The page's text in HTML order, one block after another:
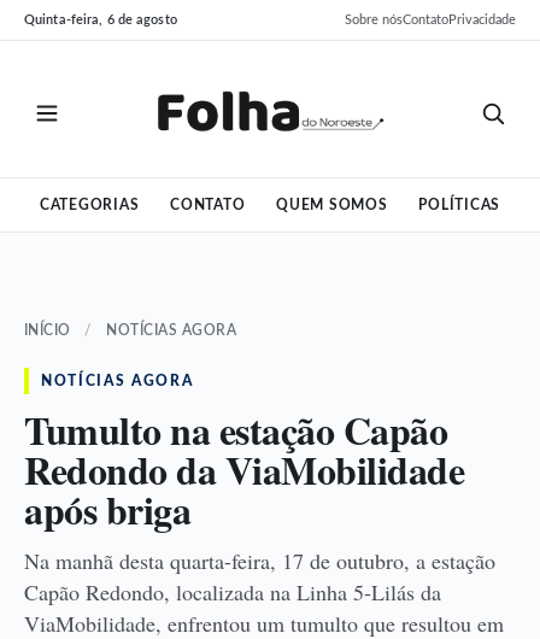
Pular
para
Pular
para
Quinta-feira, 6 de agosto Sobre nósContatoPrivacidade
CATEGORIAS CONTATO QUEM SOMOS POLÍTICAS
INÍCIO / NOTÍCIAS AGORA
NOTÍCIAS AGORA
Tumulto na estação Capão
Redondo da ViaMobilidade
após briga
Na manhã desta quarta-feira, 17 de outubro, a estação
Capão Redondo, localizada na Linha 5-Lilás da
ViaMobilidade, enfrentou um tumulto que resultou em